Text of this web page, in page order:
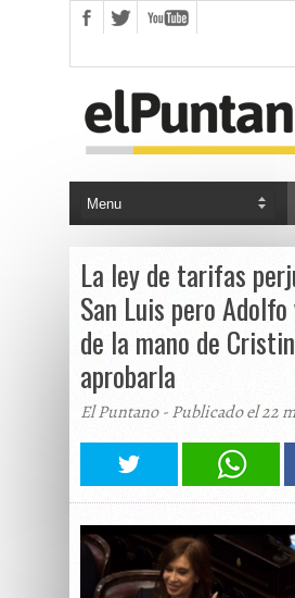
La ley de tarifas
San Luis pero
de la mano de
aprobarla
El Puntano - Publicado el 22